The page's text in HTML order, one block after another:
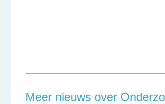
Meer nieuws over